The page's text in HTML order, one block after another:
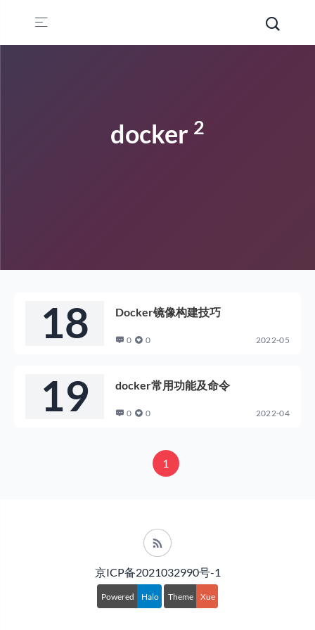
docker 2
18 Docker镜像构建技巧
0 0 2022-05
19 docker常用功能及命令
0 0 2022-04
1
京ICP备2021032990号-1
Powered Halo Theme Xue